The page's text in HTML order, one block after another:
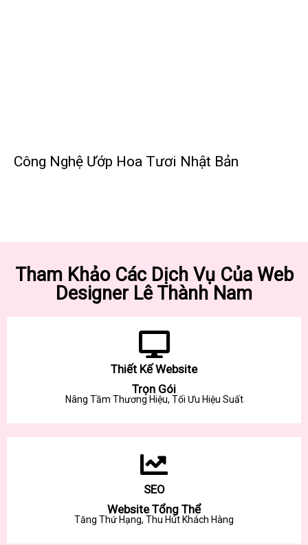
Công Nghệ Ướp Hoa Tươi Nhật Bản
Tham Khảo Các Dịch Vụ Của Web
Designer Lê Thành Nam
Thiết Kế Website
Trọn Gói
Nâng Tầm Thương Hiệu, Tối Ưu Hiệu Suất
SEO
Website Tổng Thể
Tăng Thứ Hạng, Thu Hút Khách Hàng